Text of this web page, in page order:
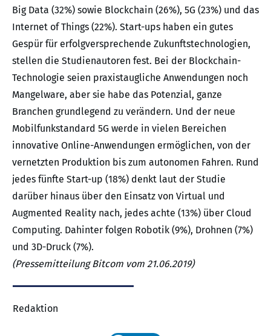
Big Data (32%) sowie Blockchain (26%), 5G (23%) und das
Internet of Things (22%). Start-ups haben ein gutes
Gespür für erfolgversprechende Zukunftstechnologien,
stellen die Studienautoren fest. Bei der Blockchain-
Technologie seien praxistaugliche Anwendungen noch
Mangelware, aber sie habe das Potenzial, ganze
Branchen grundlegend zu verändern. Und der neue
Mobilfunkstandard 5G werde in vielen Bereichen
innovative Online-Anwendungen ermöglichen, von der
vernetzten Produktion bis zum autonomen Fahren. Rund
jedes fünfte Start-up (18%) denkt laut der Studie
darüber hinaus über den Einsatz von Virtual und
Augmented Reality nach, jedes achte (13%) über Cloud
Computing. Dahinter folgen Robotik (9%), Drohnen (7%)
und 3D-Druck (7%).
(Pressemitteilung Bitcom vom 21.06.2019)
Redaktion